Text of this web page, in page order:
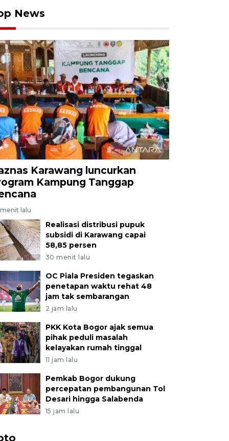
News
Karawang luncurkan
Kampung Tanggap
lalu
Realisasi distribusi pupuk
subsidi di Karawang capai
58,85 persen
30 menit lalu
OC Piala Presiden tegaskan
penetapan waktu rehat 48
jam tak sembarangan
2 jam lalu
PKK Kota Bogor ajak semua
pihak peduli masalah
kelayakan rumah tinggal
11 jam lalu
Pemkab Bogor dukung
percepatan pembangunan Tol
Desari hingga Salabenda
15 jam lalu